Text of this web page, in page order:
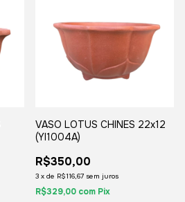
VASO LOTUS CHINES 22x12
(YI1004A)
R$350,00
3 x de R$116,67 sem juros
R$329,00 com Pix